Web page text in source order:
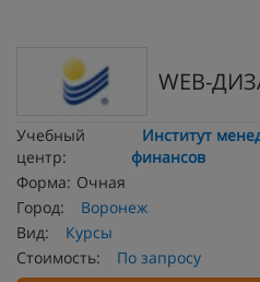
WEB-
Учебный
центр:
Институт
финансов
Форма: Очная
Город:
Воронеж
Вид:
Курсы
Стоимость:
По запросу